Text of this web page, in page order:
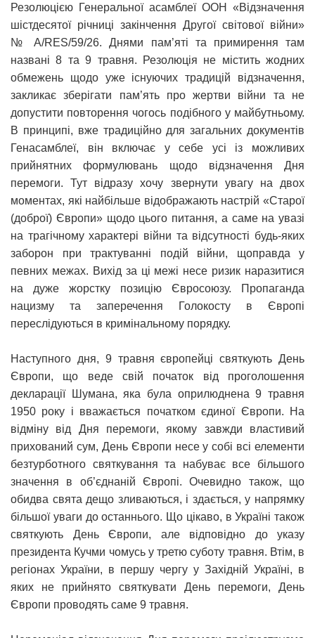
Резолюцією Генеральної асамблеї ООН «Відзначення
шістдесятої річниці закінчення Другої світової війни»
№ A/RES/59/26. Днями пам’яті та примирення там
названі 8 та 9 травня. Резолюція не містить жодних
обмежень щодо уже існуючих традицій відзначення,
закликає зберігати пам’ять про жертви війни та не
допустити повторення чогось подібного у майбутньому.
В принципі, вже традиційно для загальних документів
Генасамблеї, він включає у себе усі із можливих
прийнятних формулювань щодо відзначення Дня
перемоги. Тут відразу хочу звернути увагу на двох
моментах, які найбільше відображають настрій «Старої
(доброї) Європи» щодо цього питання, а саме на увазі
на трагічному характері війни та відсутності будь-яких
заборон при трактуванні подій війни, щоправда у
певних межах. Вихід за ці межі несе ризик наразитися
на дуже жорстку позицію Євросоюзу. Пропаганда
нацизму та заперечення Голокосту в Європі
переслідуються в кримінальному порядку.
Наступного дня, 9 травня європейці святкують День
Європи, що веде свій початок від проголошення
декларації Шумана, яка була оприлюднена 9 травня
1950 року і вважається початком єдиної Європи. На
відміну від Дня перемоги, якому завжди властивий
прихований сум, День Європи несе у собі всі елементи
безтурботного святкування та набуває все більшого
значення в об’єднаній Європі. Очевидно також, що
обидва свята дещо зливаються, і здається, у напрямку
більшої уваги до останнього. Що цікаво, в Україні також
святкують День Європи, але відповідно до указу
президента Кучми чомусь у третю суботу травня. Втім, в
регіонах України, в першу чергу у Західній Україні, в
яких не прийнято святкувати День перемоги, День
Європи проводять саме 9 травня.